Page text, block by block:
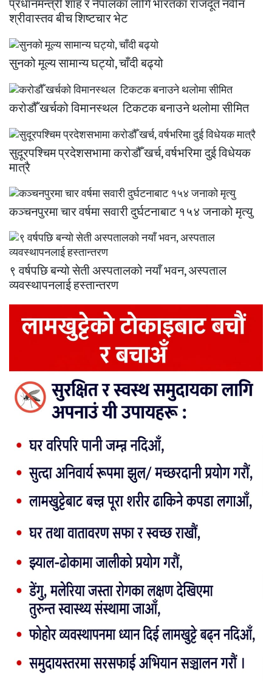
प्रधानमन्त्री शाह र नेपालका लागि भारतका राजदूत नवीन
श्रीवास्तव बीच शिष्टचार भेट
सुनको मूल्य सामान्य घट्यो, चाँदी बढ्यो
करोडौँ खर्चको विमानस्थल टिकटक बनाउने थलोमा सीमित
सुदूरपश्चिम प्रदेशसभामा करोडौँ खर्च, वर्षभरिमा दुई विधेयक
मात्रै
कञ्चनपुरमा चार वर्षमा सवारी दुर्घटनाबाट १५४ जनाको मृत्यु
९ वर्षपछि बन्यो सेती अस्पतालको नयाँ भवन, अस्पताल
व्यवस्थापनलाई हस्तान्तरण